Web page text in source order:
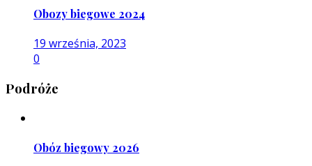
Obozy biegowe 2024
19 września, 2023
0
Podróże
Obóz biegowy 2026